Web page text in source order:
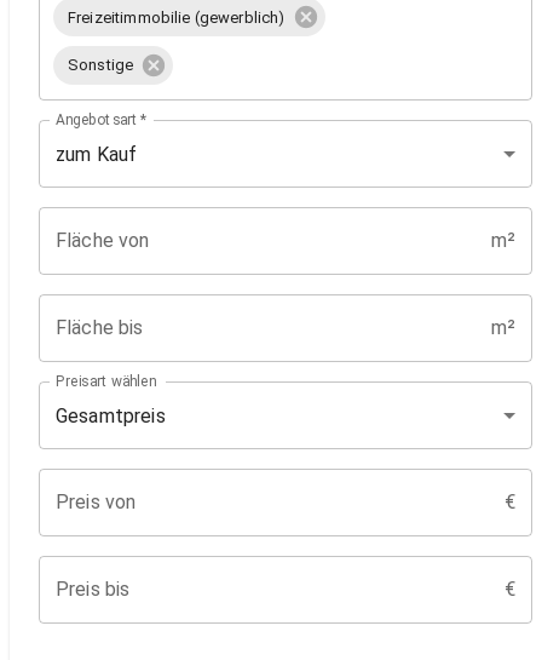
Freizeitimmobilie (gewerblich)
Sonstige
Angebotsart *
zum Kauf
Fläche von m²
Fläche bis m²
Preisart wählen
Gesamtpreis
Preis von €
Preis bis €